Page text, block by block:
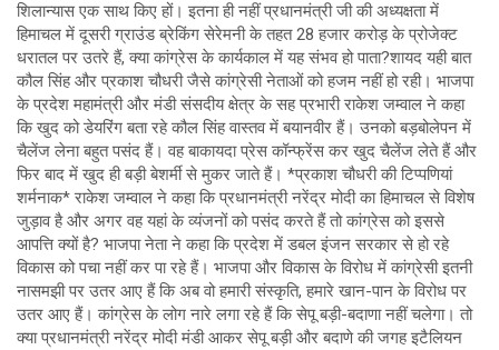
शिलान्यास एक साथ किए हों। इतना ही नहीं प्रधानमंत्री जी की अध्यक्षता में
हिमाचल में दूसरी ग्राउंड ब्रेकिंग सेरेमनी के तहत 28 हजार करोड़ के प्रोजेक्ट
धरातल पर उतरे हैं, क्या कांग्रेस के कार्यकाल में यह संभव हो पाता?शायद यही बात
कौल सिंह और प्रकाश चौधरी जैसे कांग्रेसी नेताओं को हजम नहीं हो रही। भाजपा
के प्रदेश महामंत्री और मंडी संसदीय क्षेत्र के सह प्रभारी राकेश जम्वाल ने कहा
कि खुद को डेयरिंग बता रहे कौल सिंह वास्तव में बयानवीर हैं। उनको बड़बोलेपन में
चैलेंज लेना बहुत पसंद हैं। वह बाकायदा प्रेस कॉन्फ्रेंस कर खुद चैलेंज लेते हैं और
फिर बाद में खुद ही बड़ी बेशर्मी से मुकर जाते हैं। *प्रकाश चौधरी की टिप्पणियां
शर्मनाक* राकेश जम्वाल ने कहा कि प्रधानमंत्री नरेंद्र मोदी का हिमाचल से विशेष
जुड़ाव है और अगर वह यहां के व्यंजनों को पसंद करते हैं तो कांग्रेस को इससे
आपत्ति क्यों है? भाजपा नेता ने कहा कि प्रदेश में डबल इंजन सरकार से हो रहे
विकास को पचा नहीं कर पा रहे हैं। भाजपा और विकास के विरोध में कांग्रेसी इतनी
नासमझी पर उतर आए हैं कि अब वो हमारी संस्कृति, हमारे खान-पान के विरोध पर
उतर आए हैं। कांग्रेस के लोग नारे लगा रहे हैं कि सेपू बड़ी-बदाणा नहीं चलेगा। तो
क्या प्रधानमंत्री नरेंद्र मोदी मंडी आकर सेपू बड़ी और बदाणे की जगह इटैलियन